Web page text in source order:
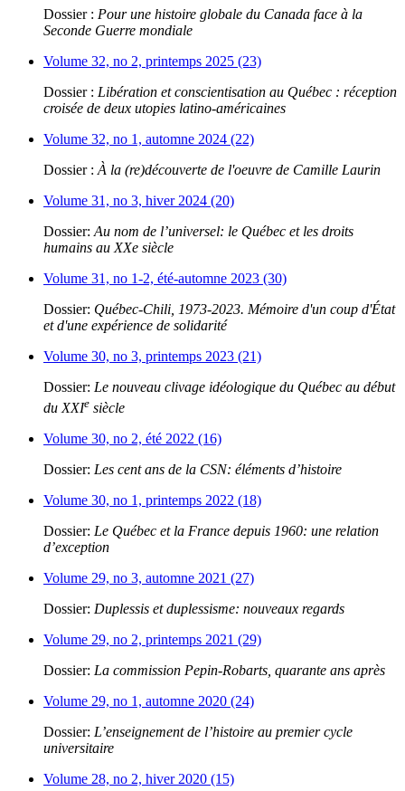
Dossier : Pour une histoire globale du Canada face à la
Seconde Guerre mondiale
Volume 32, no 2, printemps 2025 (23)
Dossier : Libération et conscientisation au Québec : réception
croisée de deux utopies latino-américaines
Volume 32, no 1, automne 2024 (22)
Dossier : À la (re)découverte de l'oeuvre de Camille Laurin
Volume 31, no 3, hiver 2024 (20)
Dossier: Au nom de l’universel: le Québec et les droits
humains au XXe siècle
Volume 31, no 1-2, été-automne 2023 (30)
Dossier: Québec-Chili, 1973-2023. Mémoire d'un coup d'État
et d'une expérience de solidarité
Volume 30, no 3, printemps 2023 (21)
Dossier: Le nouveau clivage idéologique du Québec au début
du XXIe siècle
Volume 30, no 2, été 2022 (16)
Dossier: Les cent ans de la CSN: éléments d’histoire
Volume 30, no 1, printemps 2022 (18)
Dossier: Le Québec et la France depuis 1960: une relation
d’exception
Volume 29, no 3, automne 2021 (27)
Dossier: Duplessis et duplessisme: nouveaux regards
Volume 29, no 2, printemps 2021 (29)
Dossier: La commission Pepin-Robarts, quarante ans après
Volume 29, no 1, automne 2020 (24)
Dossier: L’enseignement de l’histoire au premier cycle
universitaire
Volume 28, no 2, hiver 2020 (15)